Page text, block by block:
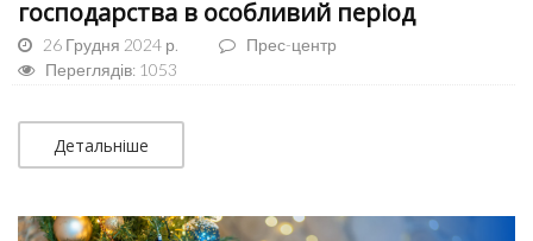
господарства в особливий період
26 Грудня 2024 р.
Прес-центр
Переглядів: 1053
Детальніше